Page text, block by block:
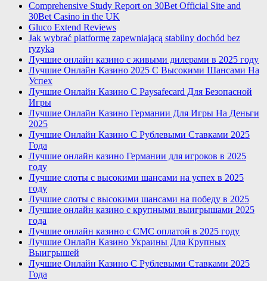
Comprehensive Study Report on 30Bet Official Site and
30Bet Casino in the UK
Gluco Extend Reviews
Jak wybrać platformę zapewniającą stabilny dochód bez
ryzyka
Лучшие онлайн казино с живыми дилерами в 2025 году
Лучшие Онлайн Казино 2025 С Высокими Шансами На
Успех
Лучшие Онлайн Казино С Paysafecard Для Безопасной
Игры
Лучшие Онлайн Казино Германии Для Игры На Деньги
2025
Лучшие Онлайн Казино С Рублевыми Ставками 2025
Года
Лучшие онлайн казино Германии для игроков в 2025
году
Лучшие слоты с высокими шансами на успех в 2025
году
Лучшие слоты с высокими шансами на победу в 2025
Лучшие онлайн казино с крупными выигрышами 2025
года
Лучшие онлайн казино с СМС оплатой в 2025 году
Лучшие Онлайн Казино Украины Для Крупных
Выигрышей
Лучшие Онлайн Казино С Рублевыми Ставками 2025
Года